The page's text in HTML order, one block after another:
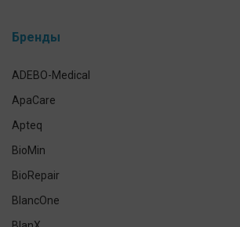
Уход за зубными протезами
Бренды
ADEBO-Medical
ApaCare
Apteq
BioMin
BioRepair
BlancOne